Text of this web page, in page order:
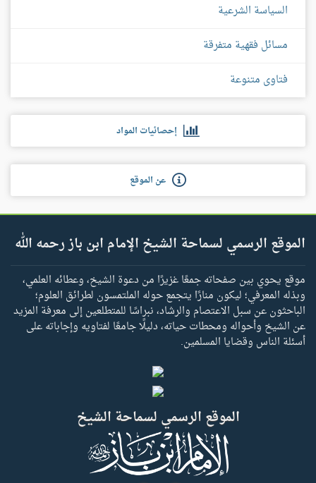
السياسة الشرعية
مسائل فقهية متفرقة
فتاوى متنوعة
إحصائيات المواد
عن الموقع
الموقع الرسمي لسماحة الشيخ الإمام ابن باز رحمه الله
موقع يحوي بين صفحاته جمعًا غزيرًا من دعوة الشيخ، وعطائه العلمي،
وبذله المعرفي؛ ليكون منارًا يتجمع حوله الملتمسون لطرائق العلوم؛
الباحثون عن سبل الاعتصام والرشاد، نبراسًا للمتطلعين إلى معرفة المزيد
عن الشيخ وأحواله ومحطات حياته، دليلًا جامعًا لفتاويه وإجاباته على
أسئلة الناس وقضايا المسلمين.
الموقع الرسمي لسماحة الشيخ